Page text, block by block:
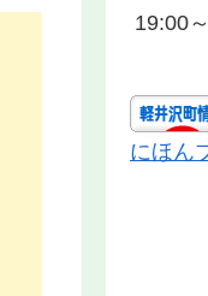
19:00
にほん